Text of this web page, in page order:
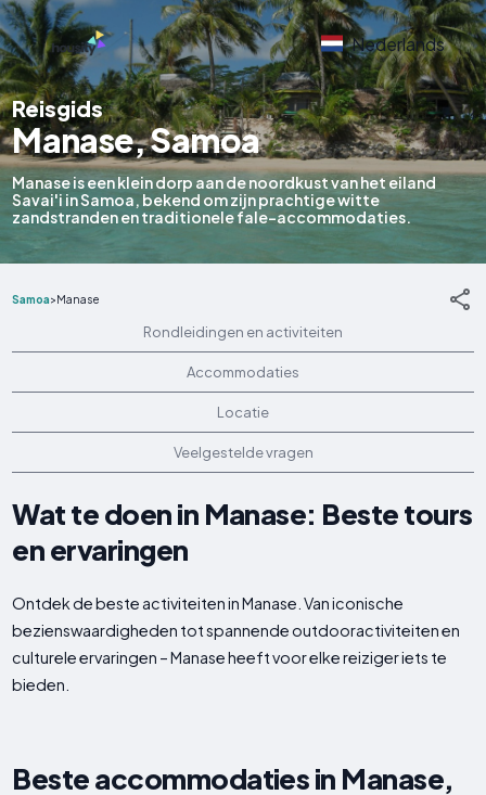
Nederlands
Reisgids
Manase, Samoa
Manase is een klein dorp aan de noordkust van het eiland
Savai'i in Samoa, bekend om zijn prachtige witte
zandstranden en traditionele fale-accommodaties.
Samoa>Manase
Rondleidingen en activiteiten
Accommodaties
Locatie
Veelgestelde vragen
Wat te doen in Manase: Beste tours
en ervaringen
Ontdek de beste activiteiten in Manase. Van iconische
bezienswaardigheden tot spannende outdooractiviteiten en
culturele ervaringen – Manase heeft voor elke reiziger iets te
bieden.
Beste accommodaties in Manase,